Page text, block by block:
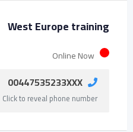
West Europe training
Online Now
00447535233XXX
Click to reveal phone number